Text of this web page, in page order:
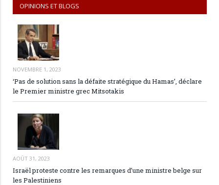
OPINIONS ET BLOGS
NOVEMBRE 1, 2023
‘Pas de solution sans la défaite stratégique du Hamas’, déclare
le Premier ministre grec Mitsotakis
AOÛT 31, 2023
Israël proteste contre les remarques d’une ministre belge sur
les Palestiniens